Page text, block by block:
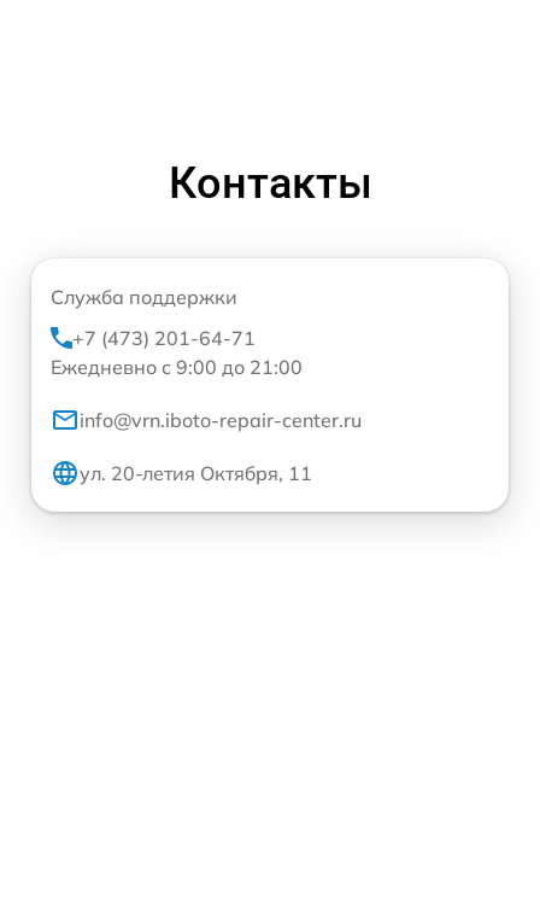
Контакты
Служба поддержки
+7 (473) 201-64-71
Ежедневно с 9:00 до 21:00
info@vrn.iboto-repair-center.ru
ул. 20-летия Октября, 11